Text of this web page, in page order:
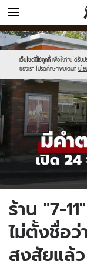
วัยรุ่น
เว็บไซต์นี้ใช้คุกกี้ เพื่อให้ท่านได้รับ
ของเรา โปรดศึกษาเพิ่มเติมที่ นโ
Sanook
//s.isanook.com/sr/
new-
sanook.png
600
60
//s.isanook.com/ca/0/
ร้าน "7-
ไม่ตั้งชื่อว่
สงสัยแล้ว